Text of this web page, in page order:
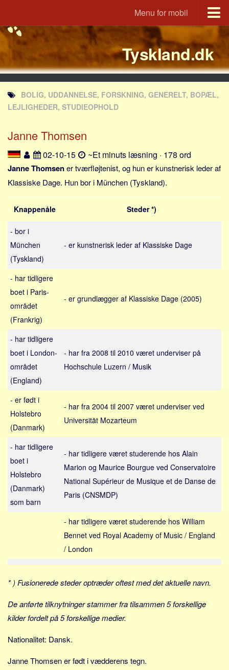
Menu for mobil
Portal
Udvandrerne.dk
Utvandrerne.no
Utvandrarna.se
Tyskland.dk
Rusland.dk
JLKM.dk
Lande
Tyrkiet
Sverige
Norge
Thailand
Italien
Grækenland
Alle
Nøgleord
Bolig
Job
Virksomhed
Investering
Pension og opsparing
Forbrug
Social sikring og sundhed
Transport
Alle
Aspekter
Jura og regler
Praktisk
Alle
Meta
Dokumenttyper
Tyskland.dk
BOLIG, UDDANNELSE, FORSKNING, GENERELT, BOPÆL,
LEJLIGHEDER, STUDIEOPHOLD
Janne Thomsen
02-10-15 ~Et minuts læsning · 178 ord
Janne Thomsener tværfløjtenist, og hun er kunstnerisk leder af
Klassiske Dage. Hun bor i München (Tyskland).
Knappenåle Steder *)
- bor i
München
(Tyskland)
- er kunstnerisk leder af Klassiske Dage
- har tidligere
boet i Paris-
området
(Frankrig)
- er grundlægger af Klassiske Dage (2005)
- har tidligere
boet i London-
området
(England)
- har fra 2008 til 2010 været underviser på
Hochschule Luzern / Musik
- er født i
Holstebro
(Danmark)
- har fra 2004 til 2007 været underviser ved
Universität Mozarteum
- har tidligere
boet i
Holstebro
(Danmark)
som barn
- har tidligere været studerende hos Alain
Marion og Maurice Bourgue ved Conservatoire
National Supérieur de Musique et de Danse de
Paris (CNSMDP)
- har tidligere været studerende hos William
Bennet ved Royal Academy of Music / England
/ London
* ) Fusionerede steder optræder oftest med det aktuelle navn.
De anførte tilknytninger stammer fra tilsammen 5 forskellige
kilder fordelt på 5 forskellige medier.
Nationalitet: Dansk.
Janne Thomsen er født i vædderens tegn.